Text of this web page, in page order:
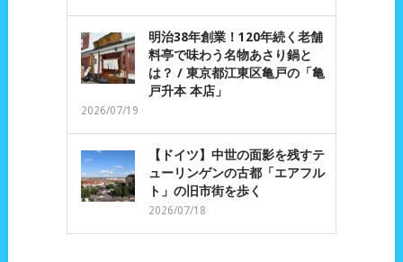
明治38年創業！120年続く老舗
料亭で味わう名物あさり鍋と
は？ / 東京都江東区亀戸の「亀
戸升本 本店」
2026/07/19
【ドイツ】中世の面影を残すテ
ューリンゲンの古都「エアフル
ト」の旧市街を歩く
2026/07/18